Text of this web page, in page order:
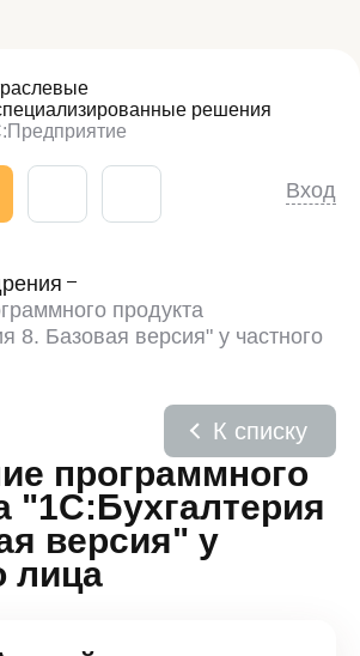
решения
Вход
продукта
8. Базовая версия" у частного
программного
"1С:Бухгалтерия
версия" у
лица
К списку